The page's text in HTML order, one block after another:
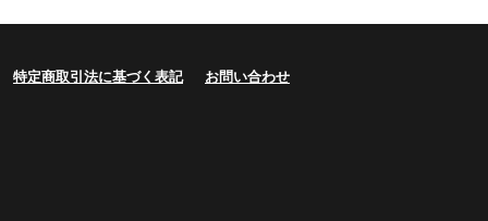
特定商取引法に基づく表記 お問い合わせ